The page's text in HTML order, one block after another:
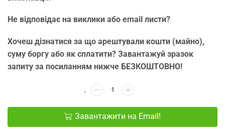
Не відповідає на виклики або email листи?
Хочеш дізнатися за що арештували кошти (майно),
суму боргу або як сплатити? Завантажуй зразок
запиту за посиланням нижче БЕЗКОШТОВНО!
Завантажити на Email!